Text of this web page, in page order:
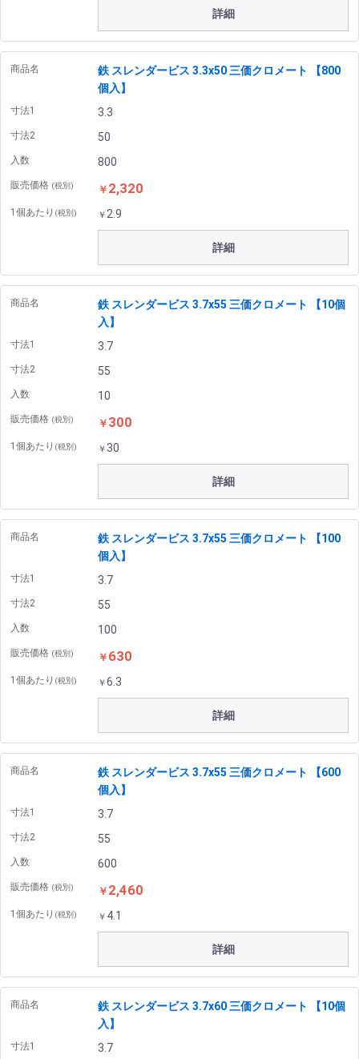
詳細
商品名
鉄 スレンダービス 3.3x50 三価クロメート 【800
個入】
寸法1 3.3
寸法2 50
入数 800
販売価格 (税別) ￥ 2,320
1個あたり (税別) ￥2.9
詳細
商品名
鉄 スレンダービス 3.7x55 三価クロメート 【10個
入】
寸法1 3.7
寸法2 55
入数 10
販売価格 (税別) ￥ 300
1個あたり (税別) ￥ 30
詳細
商品名
鉄 スレンダービス 3.7x55 三価クロメート 【100
個入】
寸法1 3.7
寸法2 55
入数 100
販売価格 (税別) ￥ 630
1個あたり (税別) ￥6.3
詳細
商品名
鉄 スレンダービス 3.7x55 三価クロメート 【600
個入】
寸法1 3.7
寸法2 55
入数 600
販売価格 (税別) ￥ 2,460
1個あたり (税別) ￥ 4.1
詳細
商品名
鉄 スレンダービス 3.7x60 三価クロメート 【10個
入】
寸法1 3.7